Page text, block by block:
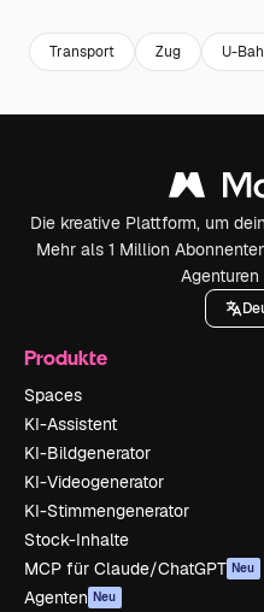
Transport Zug U-
Die kreative Plattform, um
Mehr als 1 Million
Produkte
Spaces
KI-Assistent
KI-Bildgenerator
KI-Videogenerator
KI-Stimmengenerator
Stock-Inhalte
MCP für Claude/ChatGPT Neu
Agenten Neu